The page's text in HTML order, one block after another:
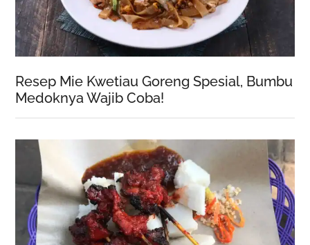
Resep Mie Kwetiau Goreng Spesial, Bumbu
Medoknya Wajib Coba!